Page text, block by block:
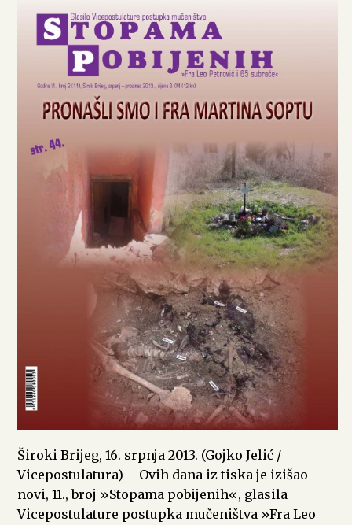
Široki Brijeg, 16. srpnja 2013. (Gojko Jelić /
Vicepostulatura) – Ovih dana iz tiska je izišao
novi, 11., broj »Stopama pobijenih«, glasila
Vicepostulature postupka mučeništva »Fra Leo